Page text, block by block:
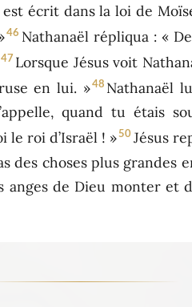
écrit dans la loi de
46 Nathanaël répliqua : «
47 Lorsque Jésus voit
en lui. »48 Nathanaël
quand tu étais
le roi d’Israël ! »50Jésus
des choses plus grandes
de Dieu monter et